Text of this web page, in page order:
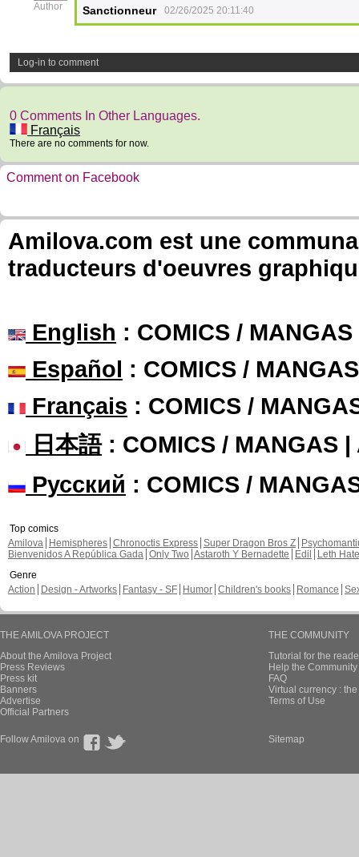
Author Sanctionneur 02/26/2025 20:11:40
Log-in to comment
0 Comments In Other Languages.
Français
There are no comments for now.
Comment on Facebook
Amilova.com est une
traducteurs d'oeuvres
English : COMICS /
Español : COMICS /
Français : COMICS /
日本語: COMICS / MANGAS |
Русский : COMICS /
Top comics
Amilova
Hemispheres Chronoctis Express Super Dragon Bros Z
Bienvenidos A República Gada Only Two Astaroth Y Bernadette Edil
Leth Hate
Genre
Action
Design - Artworks Fantasy - SF Humor Children's books Romance
THE AMILOVA PROJECT
About the Amilova Project
Press Reviews
Press kit
Banners
Advertise
Official Partners
THE COMMUNITY
Tutorial for the
Help the
FAQ
Virtual currency :
Terms of Use
Follow Amilova on Sitemap